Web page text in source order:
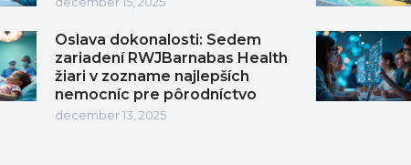
Oslava dokonalosti: Sedem
zariadení RWJBarnabas Health
žiari v zozname najlepších
nemocníc pre pôrodníctvo
december 13, 2025